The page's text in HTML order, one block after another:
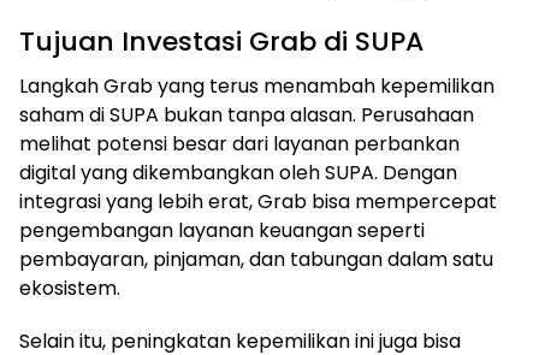
Tujuan Investasi Grab di SUPA
Langkah Grab yang terus menambah kepemilikan
saham di SUPA bukan tanpa alasan. Perusahaan
melihat potensi besar dari layanan perbankan
digital yang dikembangkan oleh SUPA. Dengan
integrasi yang lebih erat, Grab bisa mempercepat
pengembangan layanan keuangan seperti
pembayaran, pinjaman, dan tabungan dalam satu
ekosistem.
Selain itu, peningkatan kepemilikan ini juga bisa